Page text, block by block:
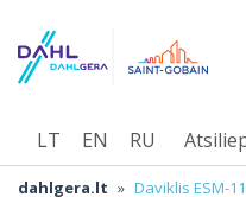
LT EN RU
dahlgera.lt » Daviklis ESM-